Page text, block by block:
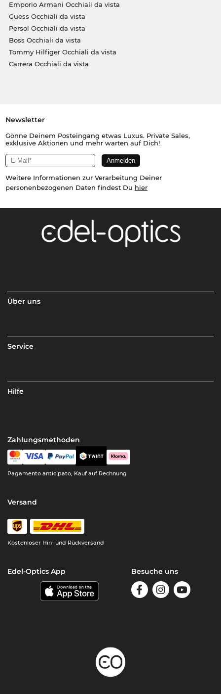
Emporio Armani Occhiali da vista
Guess Occhiali da vista
Persol Occhiali da vista
Boss Occhiali da vista
Tommy Hilfiger Occhiali da vista
Carrera Occhiali da vista
Newsletter
Gönne Deinem Posteingang etwas Luxus. Private Sales,
exklusive Aktionen und mehr warten auf Dich!
Weitere Informationen zur Verarbeitung Deiner
personenbezogenen Daten findest Du hier
Über uns
Service
Hilfe
Zahlungsmethoden
Pagamento anticipato, Kauf auf Rechnung
Versand
Kostenloser Hin- und Rückversand
Edel-Optics App Besuche uns